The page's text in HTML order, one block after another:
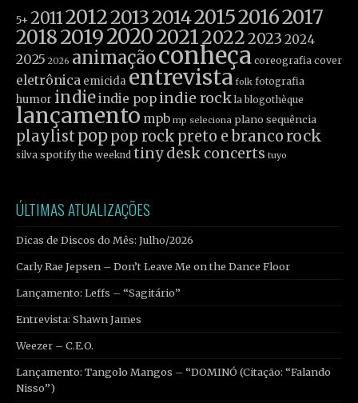
5+ 2011201220132014201520162017
201820192020202120222023 2024
2025 2026 animaçãoconheça coreografia cover
eletrônica emicida entrevista folk fotografia
humor indieindie pop indie rock la blogothèque
lançamento mpb mp seleciona plano sequência
playlist poppop rock preto e branco rock
silva spotify the weeknd tiny desk concerts tuyo
ÚLTIMAS ATUALIZAÇÕES
Dicas de Discos do Mês: Julho/2026
Carly Rae Jepsen – Don’t Leave Me on the Dance Floor
Lançamento: Leffs – “Sagitário”
Entrevista: Shawn James
Weezer – C.E.O.
Lançamento: Tangolo Mangos – “DOMINÓ (Citação: “Falando
Nisso”)